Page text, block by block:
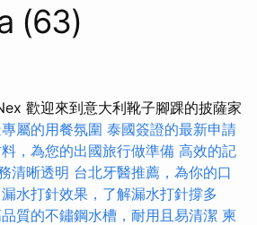
(63)
歡迎來到意大利靴子腳踝的披薩家
屬的用餐氛圍 泰國簽證的最新申請
，為您的出國旅行做準備 高效的記
清晰透明 台北牙醫推薦，為你的口
漏水打針效果，了解漏水打針撐多
質的不鏽鋼水槽，耐用且易清潔 柬